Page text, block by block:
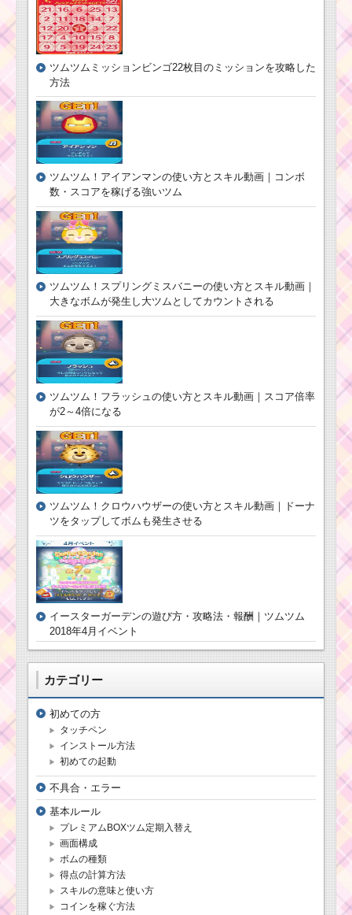
ツムツム確率アップ
2017年4月！セレクト
クミッキー・ヘラクレ
ツムツムの分類！海に
ディズニースターシア
ター3枚目のミッション
内容と攻略
「ピクサーパズル」の
キャラクターボーナス
値と有利なキャラ
ッションを攻略するツ
ム
ツムツム9月ピックア
ップガチャ第5弾にラビ
ットが登場！全15体を
連続クリアは諦
めポイントを稼
【ツムツム】
ツムツムの茶色のツ
るツムの一覧
ツムツムミッションビンゴ22枚目のミッションを攻略した
方法
ツムツム！アイアンマンの使い方とスキル動画｜コンボ
数・スコアを稼げる強いツム
ツムツム！スプリングミスバニーの使い方とスキル動画｜
大きなボムが発生し大ツムとしてカウントされる
ツムツム！フラッシュの使い方とスキル動画｜スコア倍率
が2～4倍になる
ツムツム！クロウハウザーの使い方とスキル動画｜ドーナ
ツをタップしてボムも発生させる
イースターガーデンの遊び方・攻略法・報酬｜ツムツム
2018年4月イベント
カテゴリー
初めての方
タッチペン
インストール方法
初めての起動
不具合・エラー
基本ルール
プレミアムBOXツム定期入替え
画面構成
ボムの種類
得点の計算方法
スキルの意味と使い方
コインを稼ぐ方法